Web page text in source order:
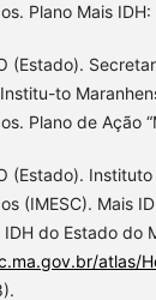
Plano Mais
(Estado).
to
Plano de Ação
(Estado).
(IMESC). Mais
do Estado do
atlas/